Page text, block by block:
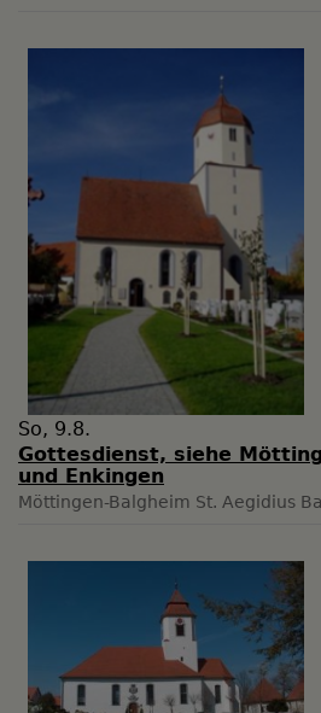
So, 9.8.
Gottesdienst, siehe
und Enkingen
Möttingen-Balgheim St. Aegidius